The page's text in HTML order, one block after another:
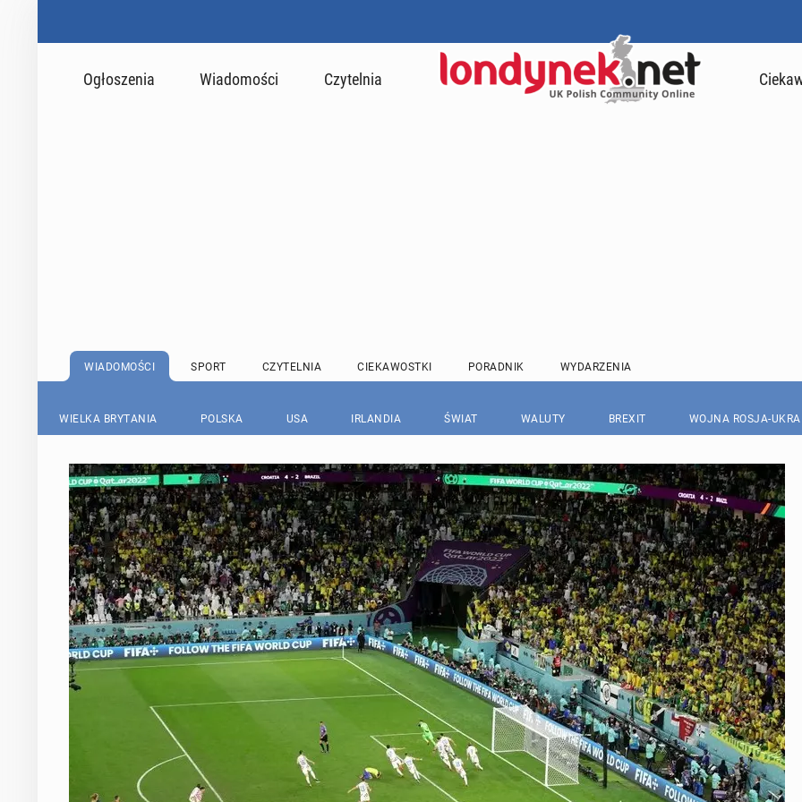
Ogłoszenia Wiadomości Czytelnia
WIADOMOŚCI SPORT CZYTELNIA CIEKAWOSTKI PORADNIK WYDARZENIA
WIELKA BRYTANIA POLSKA USA IRLANDIA ŚWIAT WALUTY BREXIT WOJNA ROSJA-